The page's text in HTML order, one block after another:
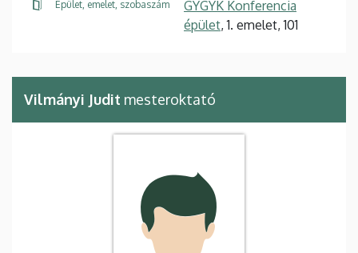
Épület, emelet, szobaszám
GYGYK Konferencia
épület, 1. emelet, 101
Vilmányi Judit mesteroktató